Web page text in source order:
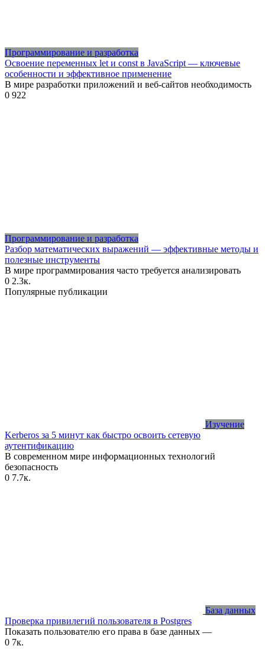
Программирование и разработка
Освоение переменных let и const в JavaScript — ключевые
особенности и эффективное применение
В мире разработки приложений и веб-сайтов необходимость
0 922
Программирование и разработка
Разбор математических выражений — эффективные методы и
полезные инструменты
В мире программирования часто требуется анализировать
0 2.3к.
Популярные публикации
Изучение
Kerberos за 5 минут как быстро освоить сетевую
аутентификацию
В современном мире информационных технологий
безопасность
0 7.7к.
База данных
Проверка привилегий пользователя в Postgres
Показать пользователю его права в базе данных —
0 7к.